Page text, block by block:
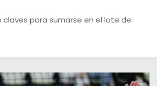
claves para sumarse en el lote de